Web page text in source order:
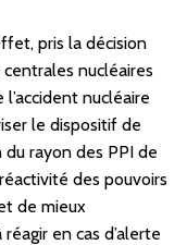
pris la décision
nucléaires
l’accident nucléaire
le dispositif de
rayon des PPI de
des pouvoirs
de mieux
en cas d’alerte